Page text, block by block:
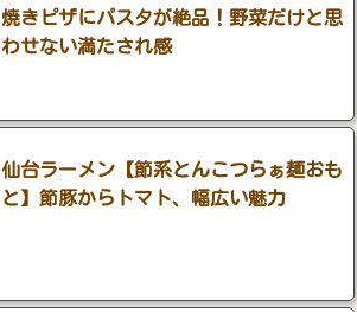
焼きピザにパスタが絶品！野菜だけと思
わせない満たされ感
仙台ラーメン【節系とんこつらぁ麺おも
と】節豚からトマト、幅広い魅力